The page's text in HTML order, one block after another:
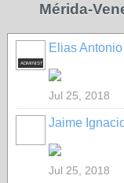
Mérida-
ADMINISTRADOR
Elias
Jul 25, 2018
Jaime
Jul 25, 2018